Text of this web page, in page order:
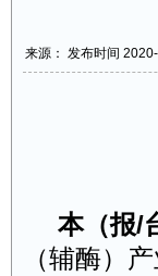
来源： 发布时间
本（报/
（辅酶）